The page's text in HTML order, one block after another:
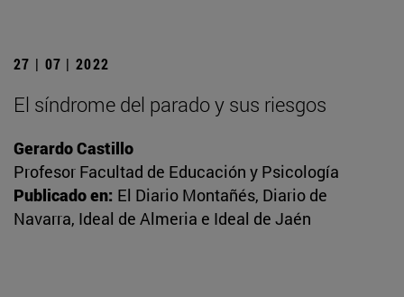
27 | 07 | 2022
El síndrome del parado y sus riesgos
Gerardo Castillo
Profesor Facultad de Educación y Psicología
Publicado en: El Diario Montañés, Diario de
Navarra, Ideal de Almeria e Ideal de Jaén